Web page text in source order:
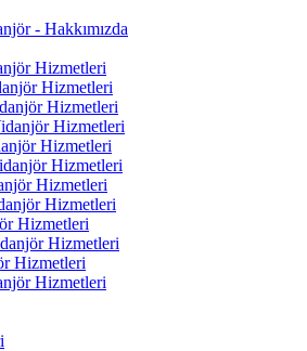
- Hakkımızda
Hizmetleri
Hizmetleri
Hizmetleri
Hizmetleri
Hizmetleri
Hizmetleri
Hizmetleri
Hizmetleri
Hizmetleri
Hizmetleri
Hizmetleri
Hizmetleri